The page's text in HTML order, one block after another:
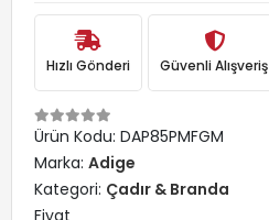
Hızlı Gönderi Güvenli Alışveriş
Ürün Kodu: DAP85PMFGM
Marka: Adige
Kategori: Çadır & Branda
Fiyat